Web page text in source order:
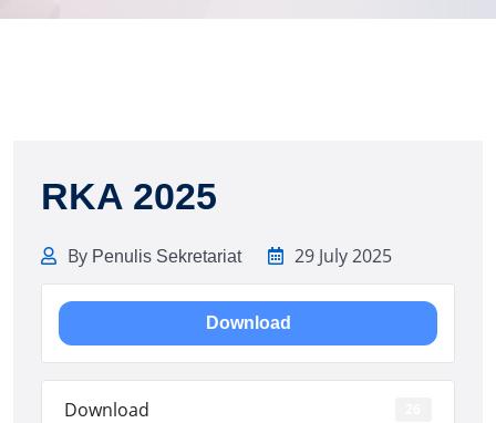
RKA 2025
By Penulis Sekretariat 29 July 2025
Download
Download